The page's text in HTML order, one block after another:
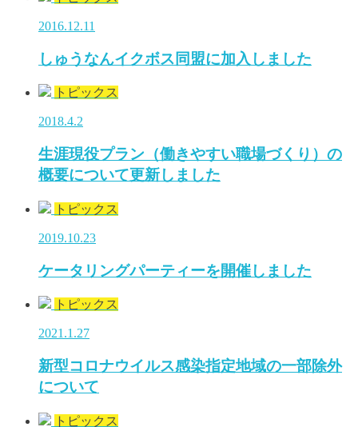
2016.12.11
しゅうなんイクボス同盟に加入しました
トピックス
2018.4.2
生涯現役プラン（働きやすい職場づくり）の
概要について更新しました
トピックス
2019.10.23
ケータリングパーティーを開催しました
トピックス
2021.1.27
新型コロナウイルス感染指定地域の一部除外
について
トピックス